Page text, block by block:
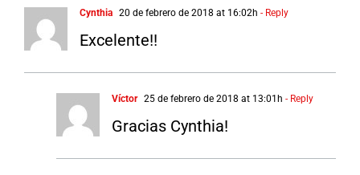
Cynthia 20 de febrero de 2018 at 16:02h - Reply
Excelente!!
Víctor 25 de febrero de 2018 at 13:01h - Reply
Gracias Cynthia!